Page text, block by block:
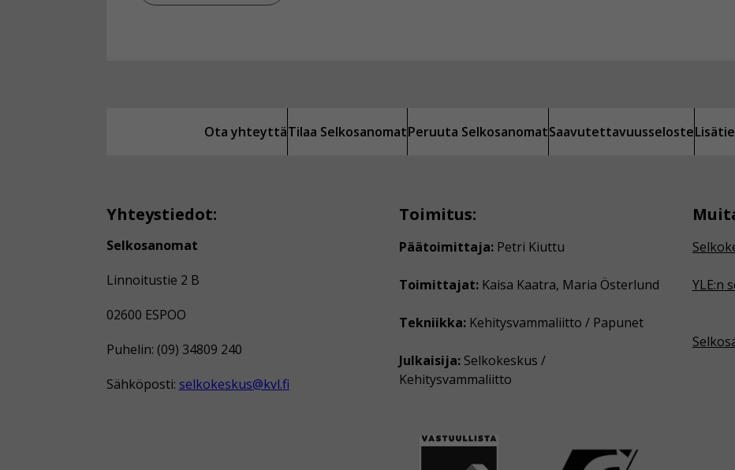
Ota yhteyttäTilaa SelkosanomatPeruuta SelkosanomatSaavutettavuusseloste
Yhteystiedot:
Selkosanomat
Linnoitustie 2 B
02600 ESPOO
Puhelin: (09) 34809 240
Sähköposti: selkokeskus@kvl.fi
Toimitus:
Päätoimittaja: Petri Kiuttu
Toimittajat: Kaisa Kaatra, Maria Österlund
Tekniikka: Kehitysvammaliitto / Papunet
Julkaisija: Selkokeskus /
Kehitysvammaliitto
YLE:n